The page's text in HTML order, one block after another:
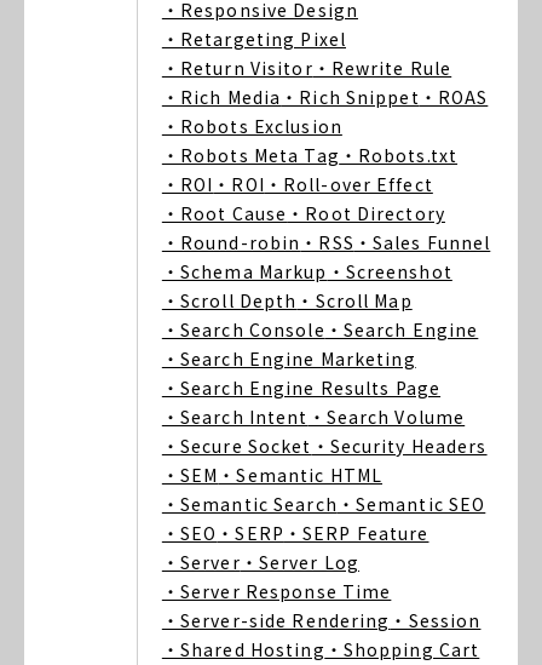
・Responsive Design
・Retargeting Pixel
・Return Visitor ・Rewrite Rule
・Rich Media ・Rich Snippet ・ROAS
・Robots Exclusion
・Robots Meta Tag ・Robots.txt
・ROI ・ROI ・Roll-over Effect
・Root Cause ・Root Directory
・Round-robin ・RSS ・Sales Funnel
・Schema Markup ・Screenshot
・Scroll Depth ・Scroll Map
・Search Console ・Search Engine
・Search Engine Marketing
・Search Engine Results Page
・Search Intent ・Search Volume
・Secure Socket ・Security Headers
・SEM ・Semantic HTML
・Semantic Search ・Semantic SEO
・SEO ・SERP ・SERP Feature
・Server ・Server Log
・Server Response Time
・Server-side Rendering ・Session
・Shared Hosting ・Shopping Cart